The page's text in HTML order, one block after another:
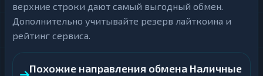
верхние строки дают самый выгодный обмен.
Дополнительно учитывайте резерв лайткоина и
рейтинг сервиса.
Похожие направления обмена Наличные